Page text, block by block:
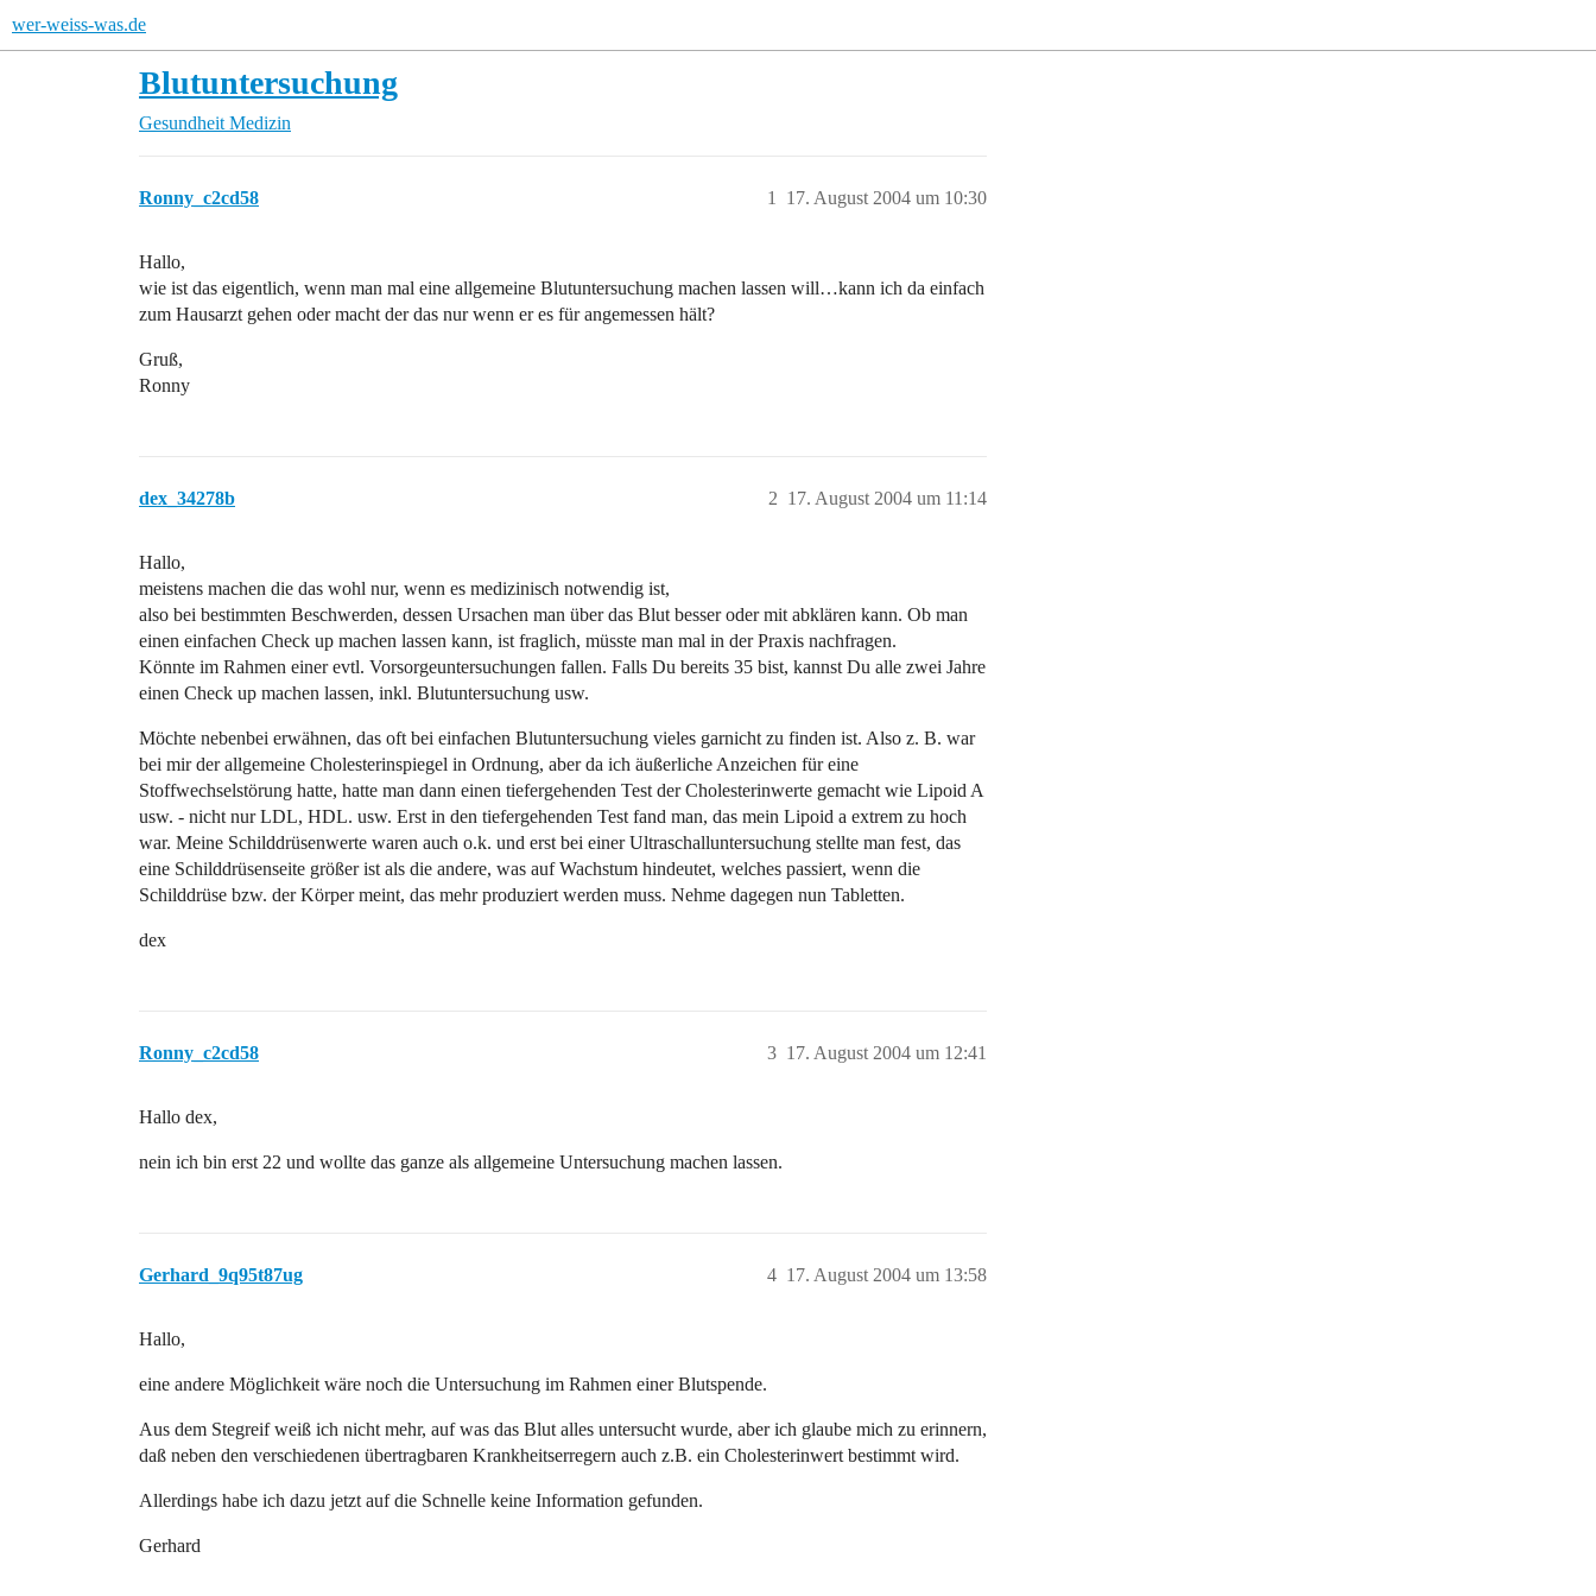
wer-weiss-was.de
Blutuntersuchung
Gesundheit Medizin
Ronny_c2cd58 17. August 2004 um 10:30
1
Hallo,
wie ist das eigentlich, wenn man mal eine allgemeine Blutuntersuchung machen lassen will…kann ich da einfach
zum Hausarzt gehen oder macht der das nur wenn er es für angemessen hält?
Gruß,
Ronny
dex_34278b 17. August 2004 um 11:14
2
Hallo,
meistens machen die das wohl nur, wenn es medizinisch notwendig ist,
also bei bestimmten Beschwerden, dessen Ursachen man über das Blut besser oder mit abklären kann. Ob man
einen einfachen Check up machen lassen kann, ist fraglich, müsste man mal in der Praxis nachfragen.
Könnte im Rahmen einer evtl. Vorsorgeuntersuchungen fallen. Falls Du bereits 35 bist, kannst Du alle zwei Jahre
einen Check up machen lassen, inkl. Blutuntersuchung usw.
Möchte nebenbei erwähnen, das oft bei einfachen Blutuntersuchung vieles garnicht zu finden ist. Also z. B. war
bei mir der allgemeine Cholesterinspiegel in Ordnung, aber da ich äußerliche Anzeichen für eine
Stoffwechselstörung hatte, hatte man dann einen tiefergehenden Test der Cholesterinwerte gemacht wie Lipoid A
usw. - nicht nur LDL, HDL. usw. Erst in den tiefergehenden Test fand man, das mein Lipoid a extrem zu hoch
war. Meine Schilddrüsenwerte waren auch o.k. und erst bei einer Ultraschalluntersuchung stellte man fest, das
eine Schilddrüsenseite größer ist als die andere, was auf Wachstum hindeutet, welches passiert, wenn die
Schilddrüse bzw. der Körper meint, das mehr produziert werden muss. Nehme dagegen nun Tabletten.
dex
Ronny_c2cd58 17. August 2004 um 12:41
3
Hallo dex,
nein ich bin erst 22 und wollte das ganze als allgemeine Untersuchung machen lassen.
Gerhard_9q95t87ug 17. August 2004 um 13:58
4
Hallo,
eine andere Möglichkeit wäre noch die Untersuchung im Rahmen einer Blutspende.
Aus dem Stegreif weiß ich nicht mehr, auf was das Blut alles untersucht wurde, aber ich glaube mich zu erinnern,
daß neben den verschiedenen übertragbaren Krankheitserregern auch z.B. ein Cholesterinwert bestimmt wird.
Allerdings habe ich dazu jetzt auf die Schnelle keine Information gefunden.
Gerhard